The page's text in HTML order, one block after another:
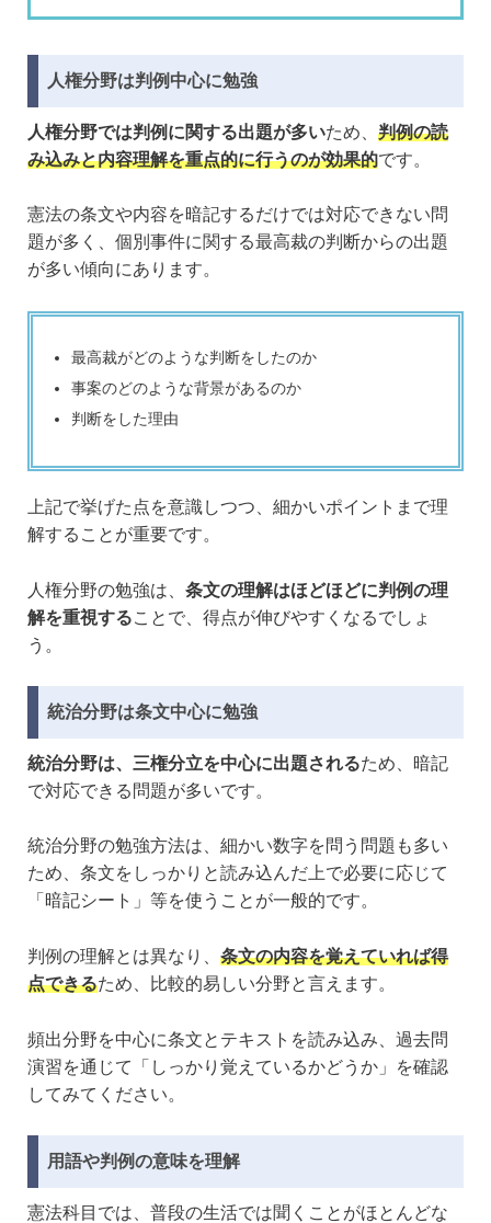
人権分野は判例中心に勉強
人権分野では判例に関する出題が多いため、 判例の読
み込みと内容理解を重点的に行うのが効果的です。
憲法の条文や内容を暗記するだけでは対応できない問
題が多く、個別事件に関する最高裁の判断からの出題
が多い傾向にあります。
最高裁がどのような判断をしたのか
事案のどのような背景があるのか
判断をした理由
上記で挙げた点を意識しつつ、細かいポイントまで理
解することが重要です。
人権分野の勉強は、 条文の理解はほどほどに判例の理
解を重視することで、得点が伸びやすくなるでしょ
う。
統治分野は条文中心に勉強
統治分野は、三権分立を中心に出題されるため、暗記
で対応できる問題が多いです。
統治分野の勉強方法は、細かい数字を問う問題も多い
ため、条文をしっかりと読み込んだ上で必要に応じて
「暗記シート」等を使うことが一般的です。
判例の理解とは異なり、 条文の内容を覚えていれば得
点できるため、比較的易しい分野と言えます。
頻出分野を中心に条文とテキストを読み込み、過去問
演習を通じて「しっかり覚えているかどうか」を確認
してみてください。
用語や判例の意味を理解
憲法科目では、普段の生活では聞くことがほとんどな